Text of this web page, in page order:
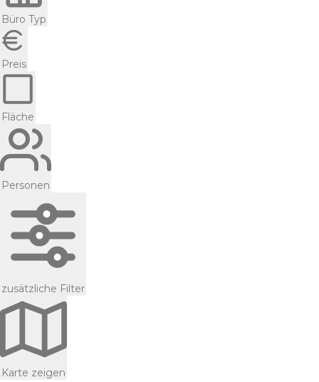
Büro Typ
Preis
Fläche
Personen
zusätzliche Filter
Karte zeigen